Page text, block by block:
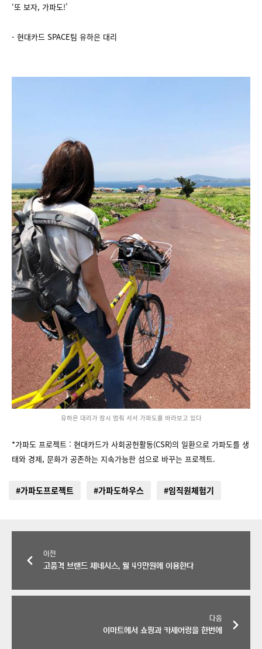
‘또 보자, 가파도!’
- 현대카드 SPACE팀 유하은 대리
유하은 대리가 잠시 멈춰 서서 가파도를 바라보고 있다
*가파도 프로젝트 : 현대카드가 사회공헌활동(CSR)의 일환으로 가파도를 생
태와 경제, 문화가 공존하는 지속가능한 섬으로 바꾸는 프로젝트.
#가파도프로젝트 #가파도하우스 #임직원체험기
이전
고품격 브랜드 제네시스, 월 49만원에 이용한다
다음
이마트에서 쇼핑과 카셰어링을 한번에